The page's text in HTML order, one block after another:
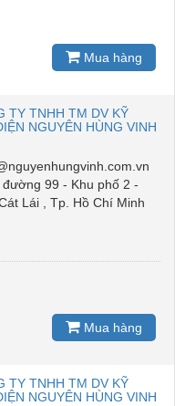
Mua hàng
TY TNHH TM DV KỸ
NGUYÊN HÙNG VINH
đường 99 - Khu phố 2 -
Lái , Tp. Hồ Chí Minh
Mua hàng
TY TNHH TM DV KỸ
NGUYÊN HÙNG VINH